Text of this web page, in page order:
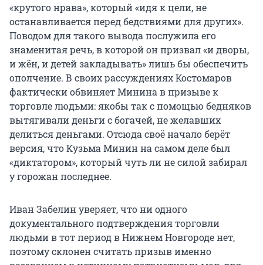
«крутого нрава», который «идя к цели, не
останавливается перед бедствиями для других».
Поводом для такого вывода послужила его
знаменитая речь, в которой он призвал «и дворы,
и жён, и детей закладывать» лишь бы обеспечить
ополчение. В своих рассуждениях Костомаров
фактически обвиняет Минина в призыве к
торговле людьми: якобы так с помощью бедняков
вытягивали деньги с богачей, не желавших
делиться деньгами. Отсюда своё начало берёт
версия, что Кузьма Минин на самом деле был
«диктатором», который чуть ли не силой забирал
у горожан последнее.
Иван Забелин уверяет, что ни одного
документального подтверждения торговли
людьми в тот период в Нижнем Новгороде нет,
поэтому склонен считать призыв именно